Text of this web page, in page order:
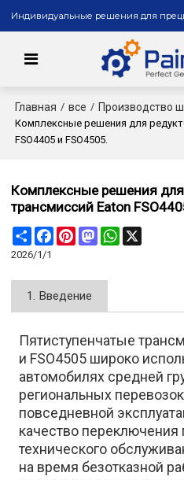
Индивидуальные решения для
Главная / все / Производство
Комплексные решения для
FSO4405 и FSO4505.
Комплексные решения
трансмиссий Eaton
Share FacebookPinterestMastodonWhatsApp
2026/1/1
1. Введение
Пятиступенчатые
и FSO4505 широко
автомобилях средней
региональных
повседневной
качество переключения
технического
на время безотказной